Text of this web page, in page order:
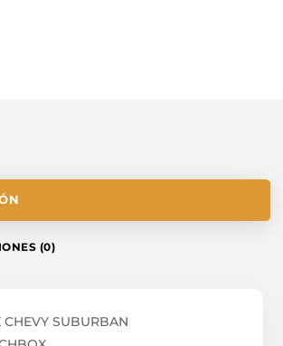
(0)
CHEVY SUBURBAN